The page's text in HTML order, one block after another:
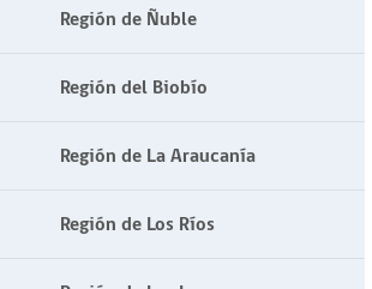
Región de Ñuble
Región del Biobío
Región de La Araucanía
Región de Los Ríos